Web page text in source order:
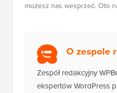
możesz nas wesprzeć. Oto
O zespole
Zespół redakcyjny
ekspertów WordPress